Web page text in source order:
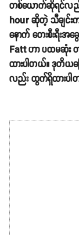
တစ်ယောက်ဆိုရင်လည်း
hour ဆိုတဲ့ သီချင်
နောက် တေးစီးရီး
Fatt ဟာ ပထမဆုံး
ထားပါတယ်။ ဒုတိယ
လည်း ထွက်ရှိထားပါ